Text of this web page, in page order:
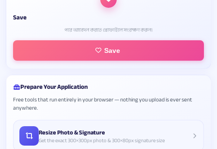
Save
পরে আবেদন করতে প্রোফাইলে সংরক্ষণ করুন।
Save
Prepare Your Application
Free tools that run entirely in your browser — nothing you upload is ever sent
anywhere.
Resize Photo & Signature
Get the exact 300×300px photo & 300×80px signature size